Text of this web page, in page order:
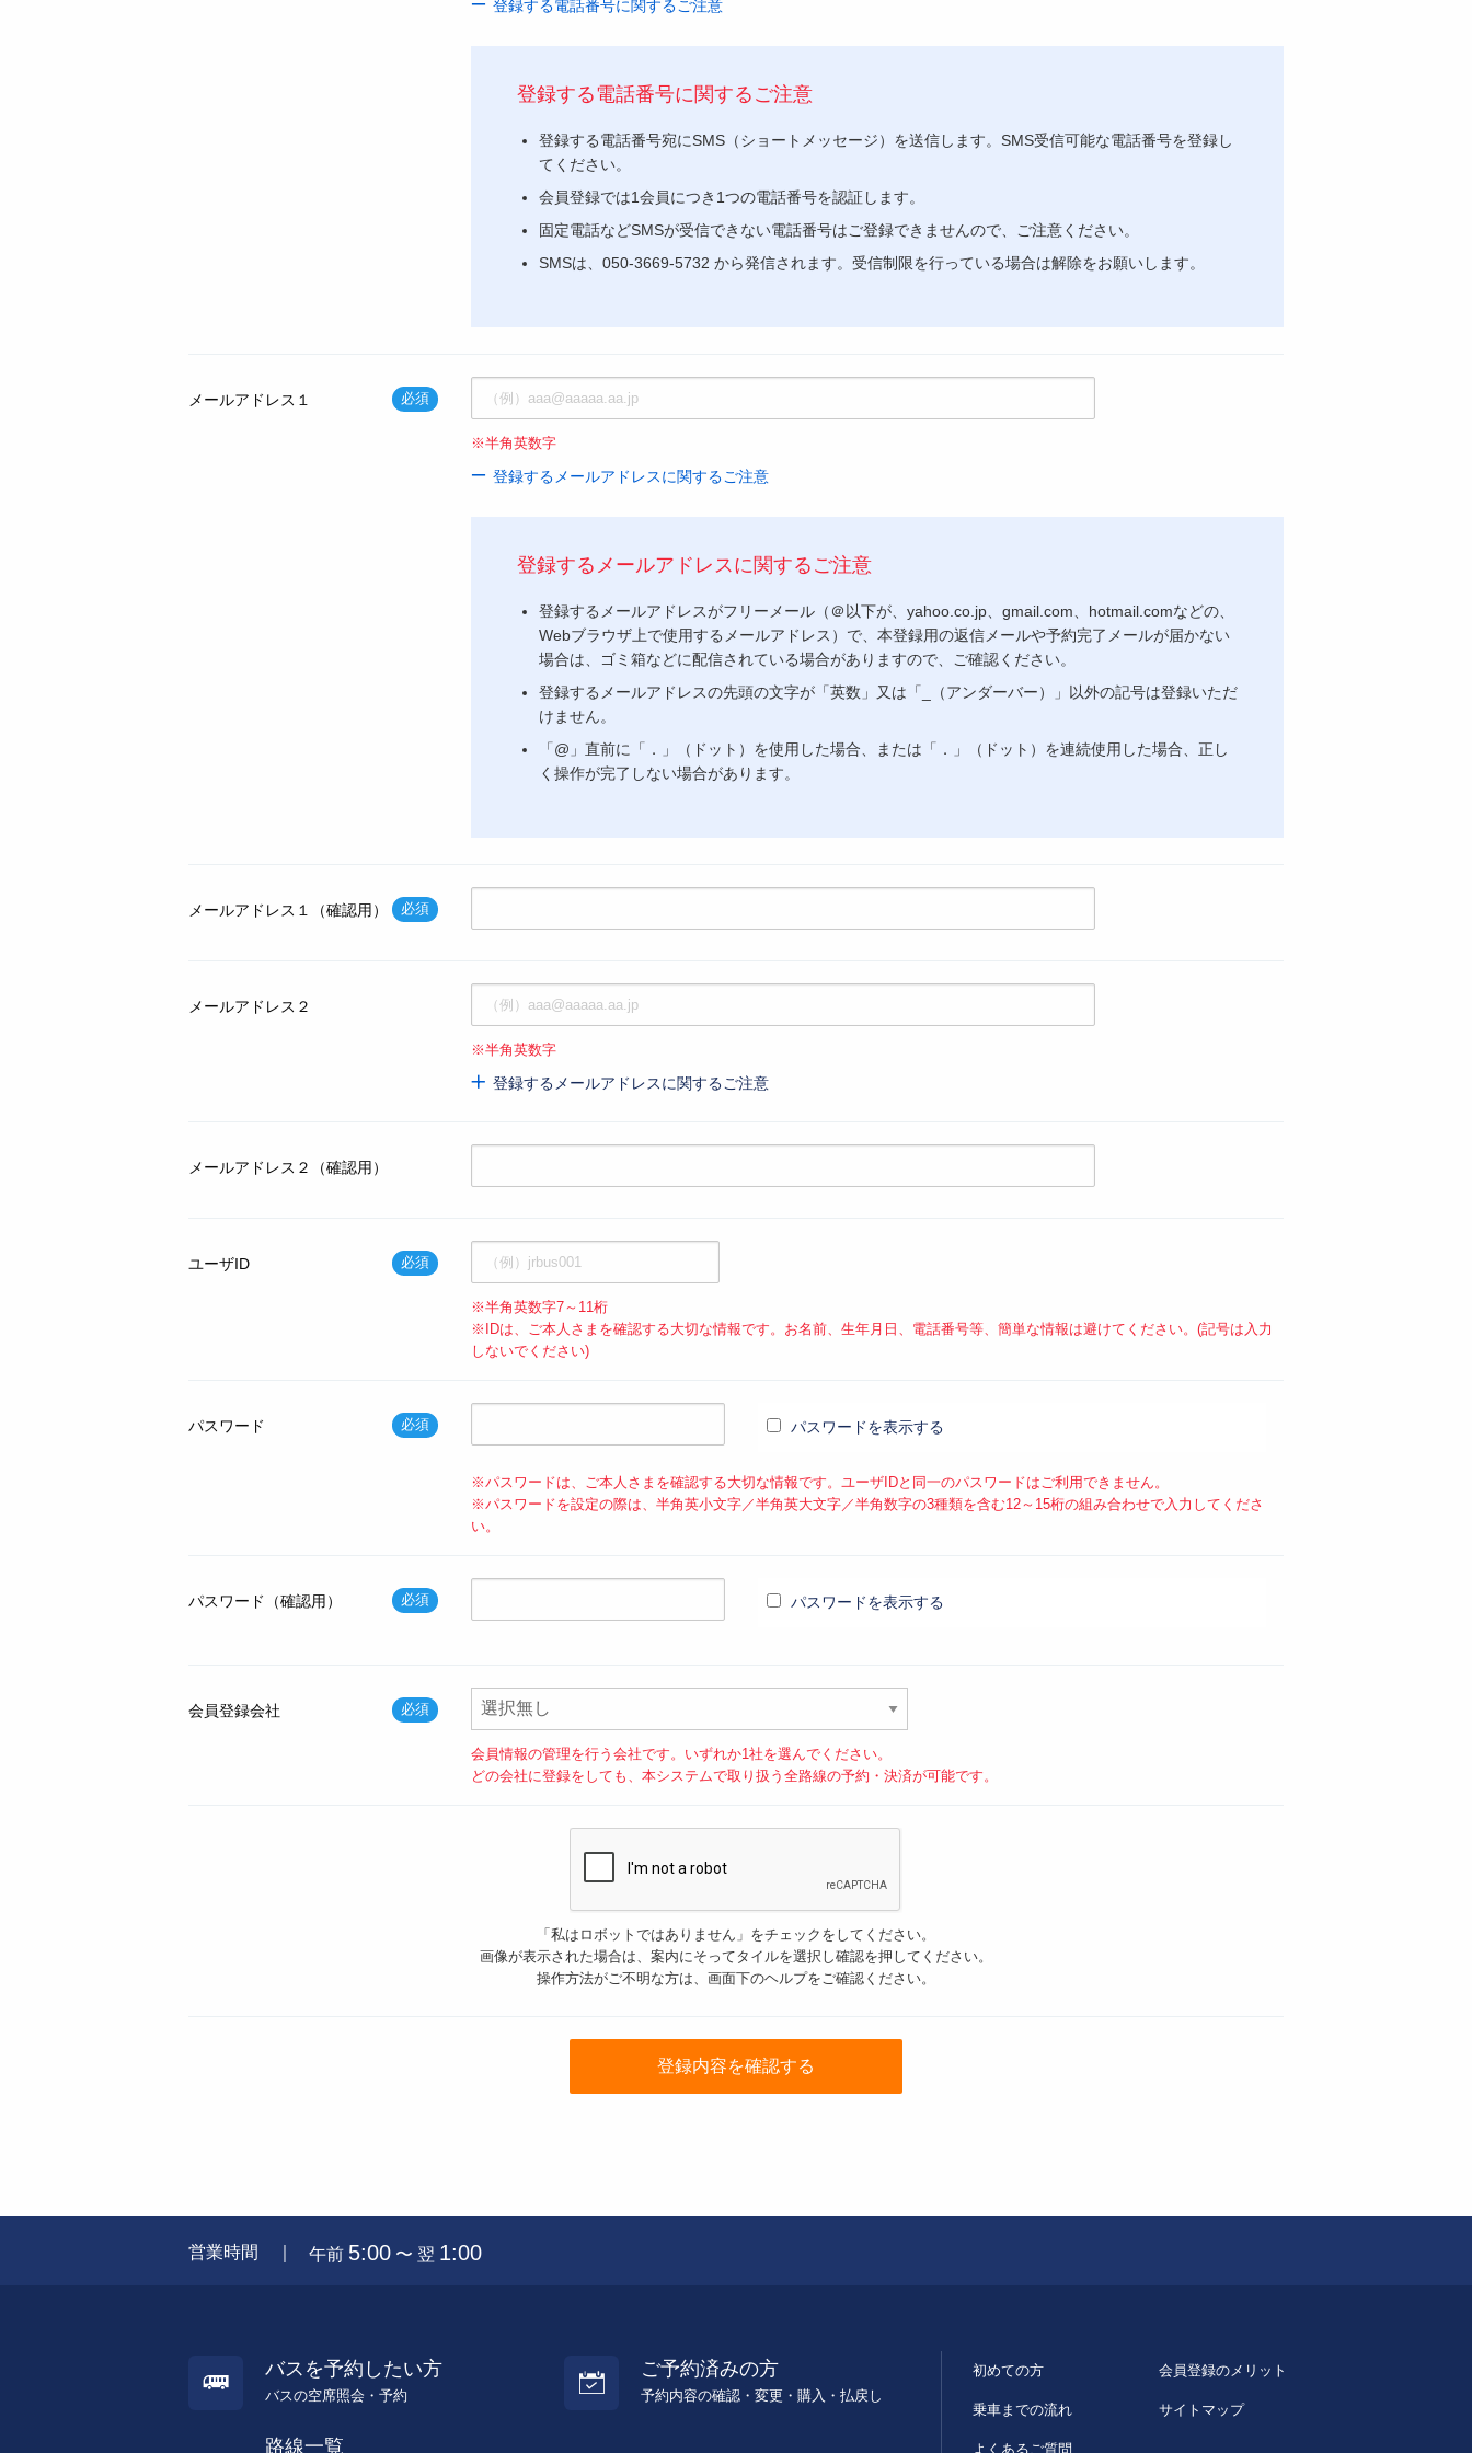
登録する電話番号に関するご注意
登録する電話番号に関するご注意
登録する電話番号宛にSMS（ショートメッセージ）を送信します。SMS受信可能な電話番号を登録し
てください。
会員登録では1会員につき1つの電話番号を認証します。
固定電話などSMSが受信できない電話番号はご登録できませんので、ご注意ください。
SMSは、050-3669-5732 から発信されます。受信制限を行っている場合は解除をお願いします。
メールアドレス１ 必須
※半角英数字
登録するメールアドレスに関するご注意
登録するメールアドレスに関するご注意
登録するメールアドレスがフリーメール（＠以下が、yahoo.co.jp、gmail.com、hotmail.comなどの、
Webブラウザ上で使用するメールアドレス）で、本登録用の返信メールや予約完了メールが届かない
場合は、ゴミ箱などに配信されている場合がありますので、ご確認ください。
登録するメールアドレスの先頭の文字が「英数」又は「_（アンダーバー）」以外の記号は登録いただ
けません。
「@」直前に「．」（ドット）を使用した場合、または「．」（ドット）を連続使用した場合、正し
く操作が完了しない場合があります。
メールアドレス１（確認用） 必須
メールアドレス２
※半角英数字
登録するメールアドレスに関するご注意
メールアドレス２（確認用）
ユーザID 必須
※半角英数字7～11桁
※IDは、ご本人さまを確認する大切な情報です。お名前、生年月日、電話番号等、簡単な情報は避けてください。(記号は入力
しないでください)
パスワード 必須 パスワードを表示する
※パスワードは、ご本人さまを確認する大切な情報です。ユーザIDと同一のパスワードはご利用できません。
※パスワードを設定の際は、半角英小文字／半角英大文字／半角数字の3種類を含む12～15桁の組み合わせで入力してくださ
い。
パスワード（確認用） 必須 パスワードを表示する
会員登録会社 必須
会員情報の管理を行う会社です。いずれか1社を選んでください。
どの会社に登録をしても、本システムで取り扱う全路線の予約・決済が可能です。
「私はロボットではありません」をチェックをしてください。
画像が表示された場合は、案内にそってタイルを選択し確認を押してください。
操作方法がご不明な方は、画面下のヘルプをご確認ください。
登録内容を確認する
営業時間 ｜ 午前 5:00 〜 翌 1:00
バスを予約したい方
バスの空席照会・予約
路線一覧
ご予約済みの方
予約内容の確認・変更・購入・払戻し
初めての方
乗車までの流れ
よくあるご質問
会員登録のメリット
サイトマップ